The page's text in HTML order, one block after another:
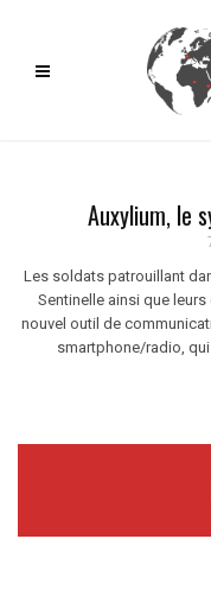
Auxylium, le
Les soldats patrouillant
Sentinelle ainsi que
nouvel outil de
smartphone/radio,